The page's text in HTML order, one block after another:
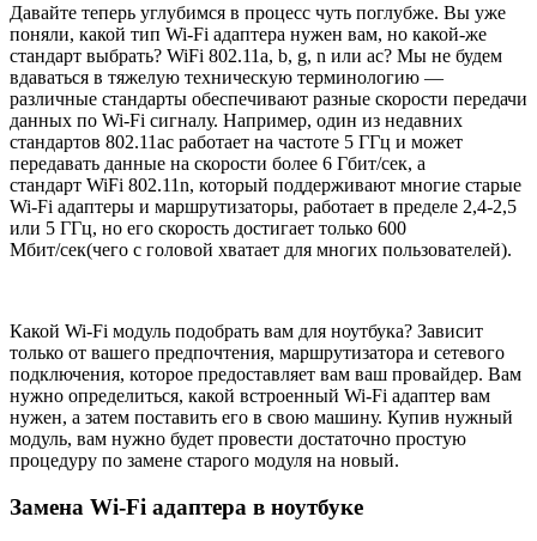
Давайте теперь углубимся в процесс чуть поглубже. Вы уже
поняли, какой тип Wi-Fi адаптера нужен вам, но какой-же
стандарт выбрать? WiFi 802.11a, b, g, n или ac? Мы не будем
вдаваться в тяжелую техническую терминологию —
различные стандарты обеспечивают разные скорости передачи
данных по Wi-Fi сигналу. Например, один из недавних
стандартов 802.11ac работает на частоте 5 ГГц и может
передавать данные на скорости более 6 Гбит/сек, а
стандарт WiFi 802.11n, который поддерживают многие старые
Wi-Fi адаптеры и маршрутизаторы, работает в пределе 2,4-2,5
или 5 ГГц, но его скорость достигает только 600
Мбит/cек(чего с головой хватает для многих пользователей).
Какой Wi-Fi модуль подобрать вам для ноутбука? Зависит
только от вашего предпочтения, маршрутизатора и сетевого
подключения, которое предоставляет вам ваш провайдер. Вам
нужно определиться, какой встроенный Wi-Fi адаптер вам
нужен, а затем поставить его в свою машину. Купив нужный
модуль, вам нужно будет провести достаточно простую
процедуру по замене старого модуля на новый.
Замена Wi-Fi адаптера в ноутбуке